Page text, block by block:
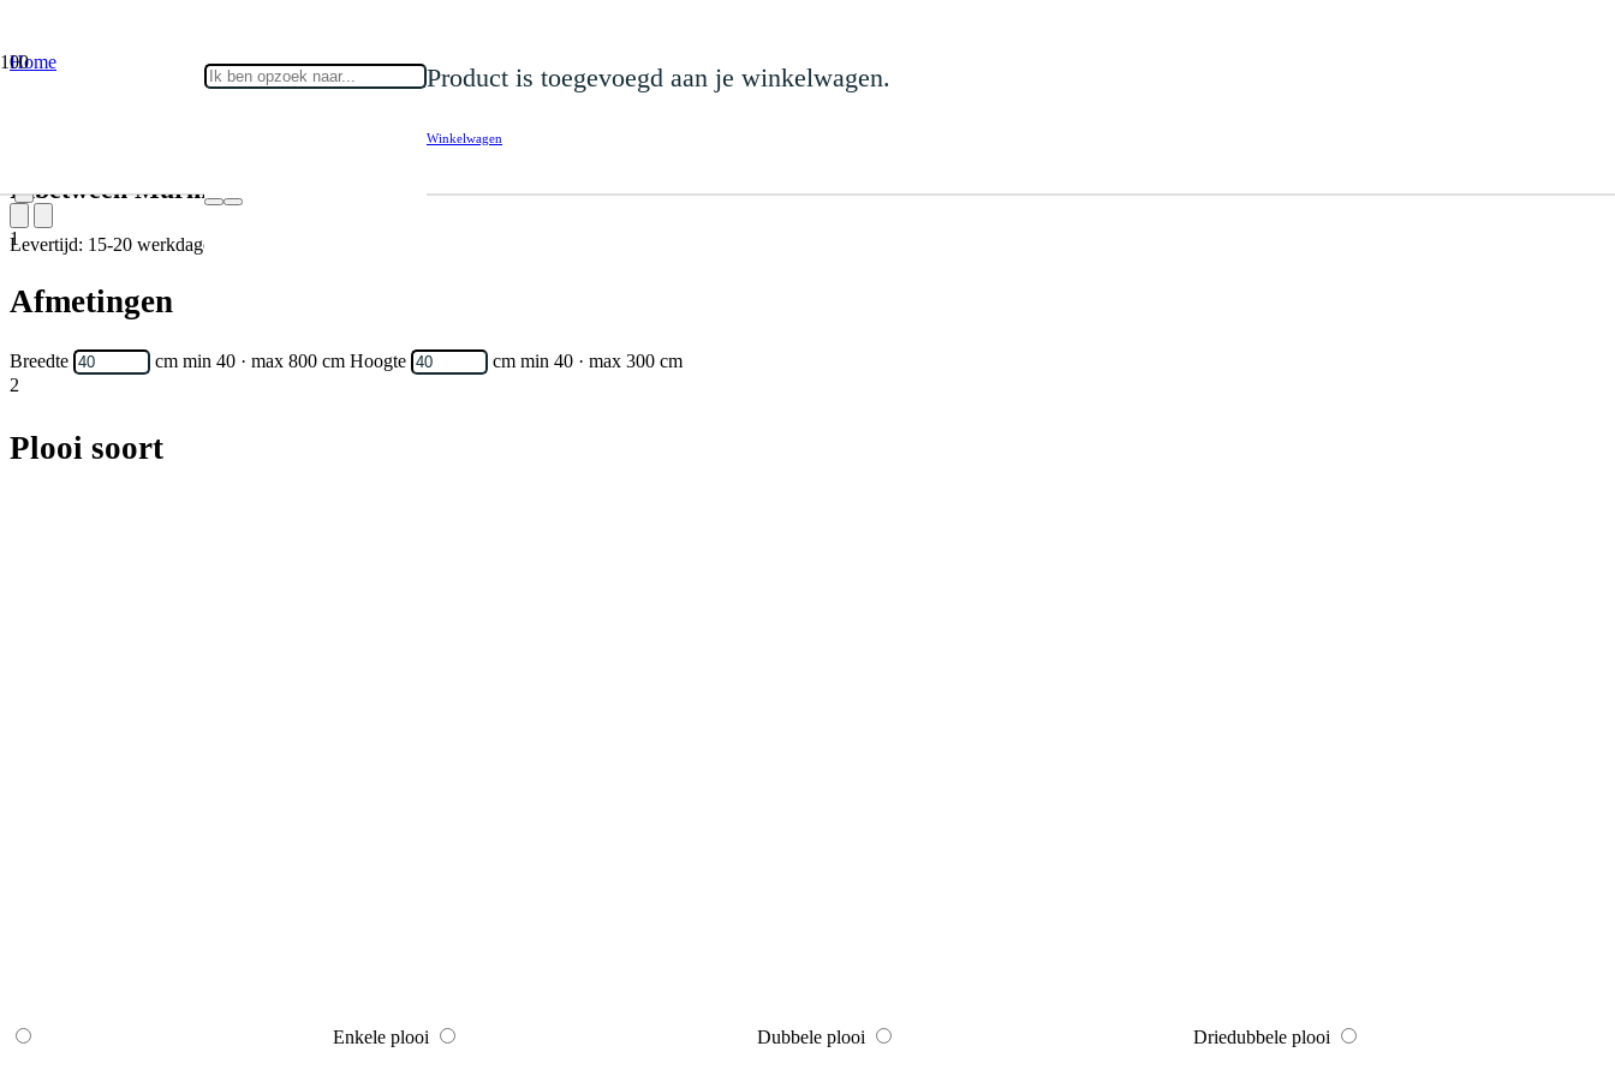
Product is toegevoegd aan je winkelwagen.
Winkelwagen
Home
Inbetween Murmur 004
Levertijd: 15-20 werkdagen
1
Afmetingen
Breedte cm min 40 · max 800 cm Hoogte cm min 40 · max 300 cm
2
Plooi soort
Enkele plooi Dubbele plooi Driedubbele plooi